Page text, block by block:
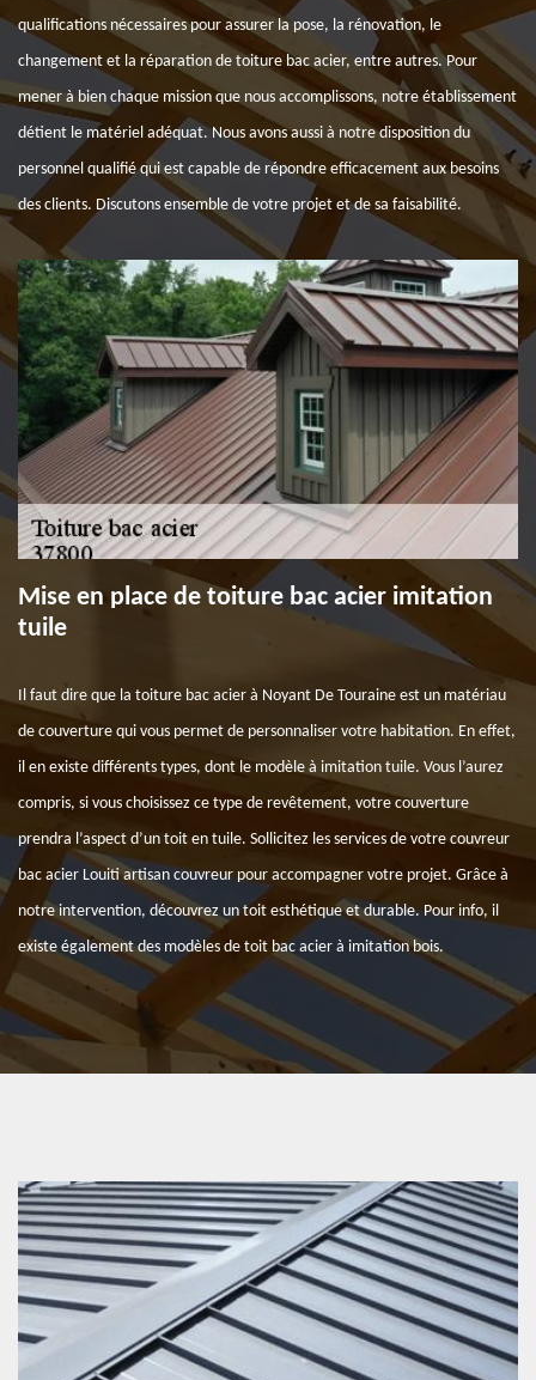
qualifications nécessaires pour assurer la pose, la rénovation, le
changement et la réparation de toiture bac acier, entre autres. Pour
mener à bien chaque mission que nous accomplissons, notre établissement
détient le matériel adéquat. Nous avons aussi à notre disposition du
personnel qualifié qui est capable de répondre efficacement aux besoins
des clients. Discutons ensemble de votre projet et de sa faisabilité.
Mise en place de toiture bac acier imitation
tuile
Il faut dire que la toiture bac acier à Noyant De Touraine est un matériau
de couverture qui vous permet de personnaliser votre habitation. En effet,
il en existe différents types, dont le modèle à imitation tuile. Vous l’aurez
compris, si vous choisissez ce type de revêtement, votre couverture
prendra l’aspect d’un toit en tuile. Sollicitez les services de votre couvreur
bac acier Louiti artisan couvreur pour accompagner votre projet. Grâce à
notre intervention, découvrez un toit esthétique et durable. Pour info, il
existe également des modèles de toit bac acier à imitation bois.